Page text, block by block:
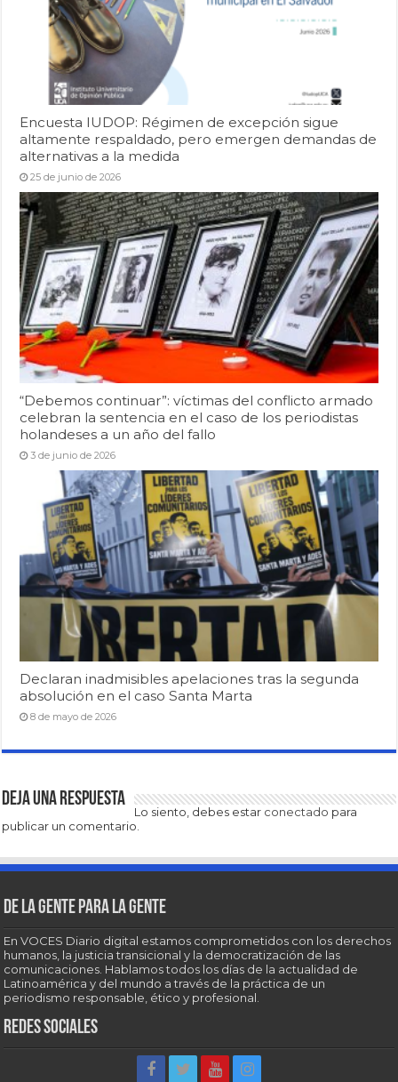
Encuesta IUDOP: Régimen de excepción sigue
altamente respaldado, pero emergen demandas de
alternativas a la medida
25 de junio de 2026
“Debemos continuar”: víctimas del conflicto armado
celebran la sentencia en el caso de los periodistas
holandeses a un año del fallo
3 de junio de 2026
Declaran inadmisibles apelaciones tras la segunda
absolución en el caso Santa Marta
8 de mayo de 2026
Deja una respuesta
Lo siento, debes estar conectado para
publicar un comentario.
De la gente para la gente
En VOCES Diario digital estamos comprometidos con los derechos
humanos, la justicia transicional y la democratización de las
comunicaciones. Hablamos todos los días de la actualidad de
Latinoamérica y del mundo a través de la práctica de un
periodismo responsable, ético y profesional.
Redes sociales